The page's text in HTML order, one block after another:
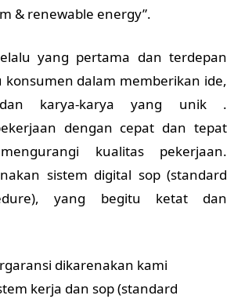
& renewable energy”.
yang pertama dan terdepan
dalam memberikan ide,
karya-karya yang unik .
dengan cepat dan tepat
kualitas pekerjaan.
sistem digital sop (standard
yang begitu ketat dan
dikarenakan kami
kerja dan sop (standard